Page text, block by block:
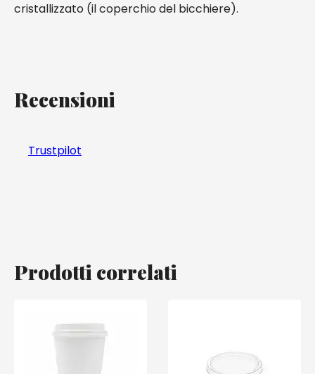
cristallizzato (il coperchio del bicchiere).
Recensioni
Trustpilot
Prodotti correlati